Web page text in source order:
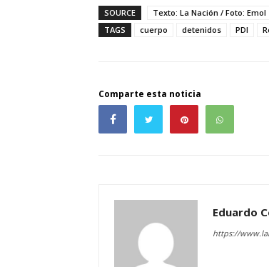
SOURCE
Texto: La Nación / Foto: Emol
TAGS
cuerpo detenidos PDI
Comparte esta noticia
Eduardo
https://